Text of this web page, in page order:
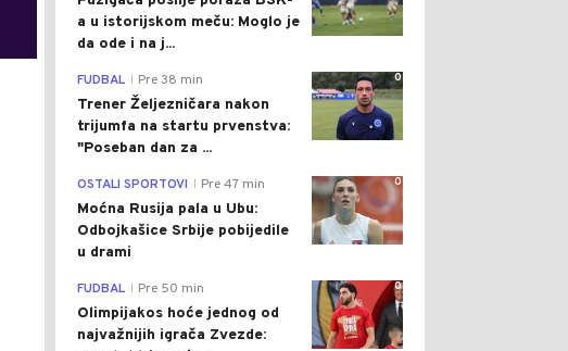
a u istorijskom meču: Moglo je
da ode i na j...
0
FUDBAL Pre 38 min
Trener Željezničara nakon
trijumfa na startu prvenstva:
"Poseban dan za ...
0
OSTALI SPORTOVI Pre 47 min
Moćna Rusija pala u Ubu:
Odbojkašice Srbije pobijedile
u drami
0
FUDBAL Pre 50 min
Olimpijakos hoće jednog od
najvažnijih igrača Zvezde: